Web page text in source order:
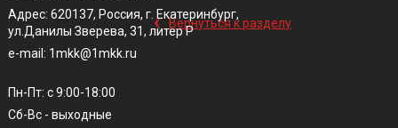
‹ Вернуться к разделу
Адрес: 620137, Россия, г. Екатеринбург,
ул.Данилы Зверева, 31, литер Р
e-mail: 1mkk@1mkk.ru
Пн-Пт: с 9:00-18:00
Сб-Вс - выходные